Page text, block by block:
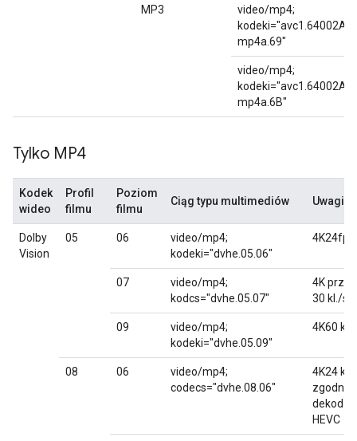
MP3
video/mp4;
kodeki="avc1.64002A,
mp4a.69"
video/mp4;
kodeki="avc1.64002A,
mp4a.6B"
Tylko MP4
Kodek
wideo
Profil
filmu
Poziom
filmu
Ciąg typu multimediów Uwagi
Dolby
Vision
05 06
video/mp4;
kodeki="dvhe.05.06"
4K24fps
07
video/mp4;
kodcs="dvhe.05.07"
4K przy
30 kl./s
09
video/mp4;
kodeki="dvhe.05.09"
4K60
08 06
video/mp4;
codecs="dvhe.08.06"
4K24 kl./
zgodna
HEVC